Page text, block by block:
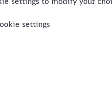
04:35